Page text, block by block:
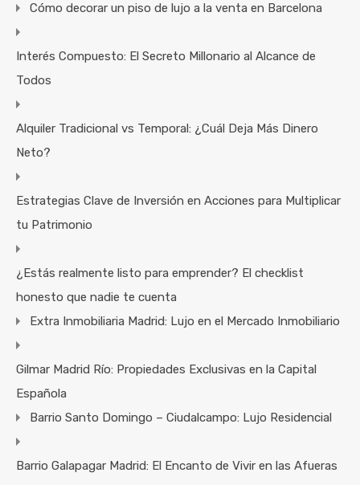
Cómo decorar un piso de lujo a la venta en Barcelona
Interés Compuesto: El Secreto Millonario al Alcance de
Todos
Alquiler Tradicional vs Temporal: ¿Cuál Deja Más Dinero
Neto?
Estrategias Clave de Inversión en Acciones para Multiplicar
tu Patrimonio
¿Estás realmente listo para emprender? El checklist
honesto que nadie te cuenta
Extra Inmobiliaria Madrid: Lujo en el Mercado Inmobiliario
Gilmar Madrid Río: Propiedades Exclusivas en la Capital
Española
Barrio Santo Domingo – Ciudalcampo: Lujo Residencial
Barrio Galapagar Madrid: El Encanto de Vivir en las Afueras